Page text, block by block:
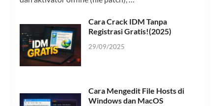
Cara Crack IDM Tanpa
Registrasi Gratis!(2025)
29/09/2025
Cara Mengedit File Hosts di
Windows dan MacOS